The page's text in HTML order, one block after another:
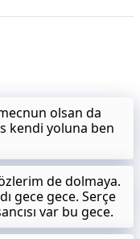
olsan da
kendi yoluna ben
de dolmaya.
gece gece. Serçe
var bu gece.